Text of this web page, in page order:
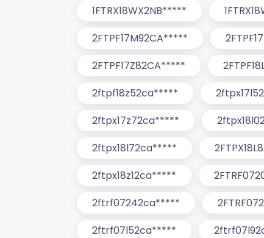
1FTRX18WX2NB*****
2FTPF17M92CA*****
2FTPF17Z82CA*****
2ftpf18z52ca*****
2ftpx17z72ca*****
2ftpx18l72ca*****
2ftpx18z12ca*****
2ftrf07242ca*****
2ftrf07l52ca*****